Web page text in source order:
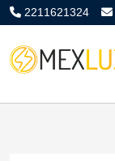
2211621324